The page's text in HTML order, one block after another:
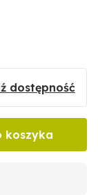
dostępność
koszyka